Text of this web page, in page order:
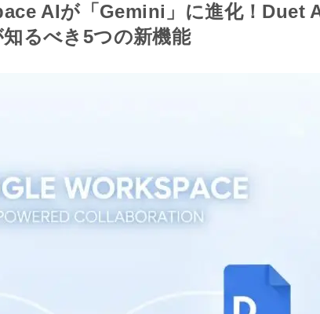
AIが「Gemini」に進化！Duet
るべき5つの新機能